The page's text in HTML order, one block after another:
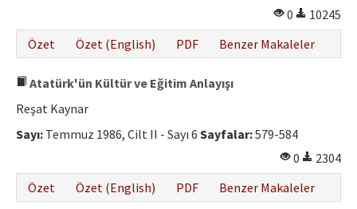
0
10245
Özet
Özet (English) PDF Benzer Makaleler
Atatürk'ün Kültür ve Eğitim Anlayışı
Reşat Kaynar
Sayı: Temmuz 1986, Cilt II - Sayı 6 Sayfalar:579-584
0
2304
Özet
Özet (English) PDF Benzer Makaleler